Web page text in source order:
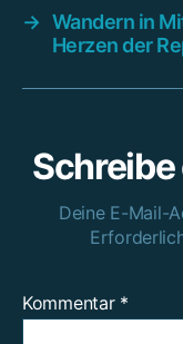
→ Wandern in
Herzen der
Deine E-Mail-
Kommentar *